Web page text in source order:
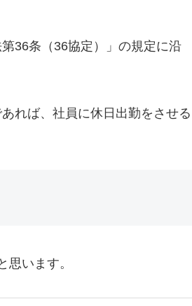
36条（36協定）」の規定に沿
れば、社員に休日出勤をさせる
います。